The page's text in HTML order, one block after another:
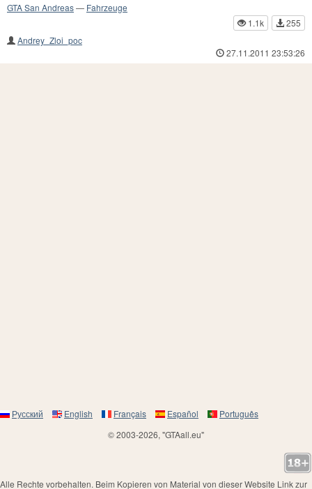
GTA San Andreas— Fahrzeuge
1.1k
255
Andrey_Zloi_poc
27.11.2011 23:53:26
Русский English Français Español
Português
© 2003-2026, "GTAall.eu"
Alle Rechte vorbehalten. Beim Kopieren von Material von dieser Website Link zur